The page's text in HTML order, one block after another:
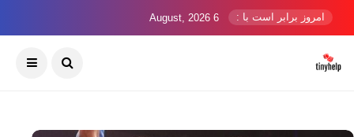
امروز برابر است با : 6 August, 2026